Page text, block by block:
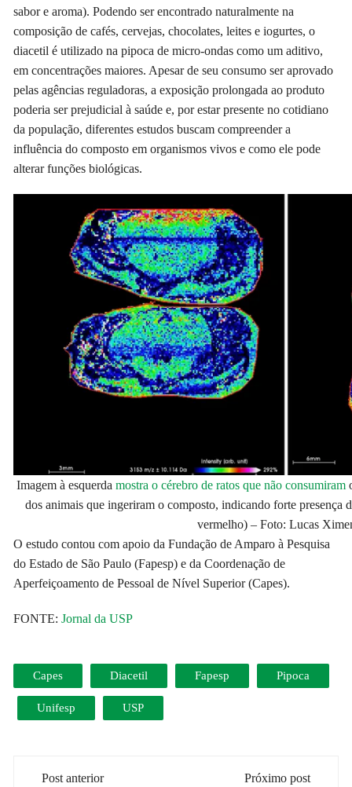
sabor e aroma). Podendo ser encontrado naturalmente na
composição de cafés, cervejas, chocolates, leites e iogurtes, o
diacetil é utilizado na pipoca de micro-ondas como um aditivo,
em concentrações maiores. Apesar de seu consumo ser aprovado
pelas agências reguladoras, a exposição prolongada ao produto
poderia ser prejudicial à saúde e, por estar presente no cotidiano
da população, diferentes estudos buscam compreender a
influência do composto em organismos vivos e como ele pode
alterar funções biológicas.
Imagem à esquerda mostra o cérebro de ratos que não consumiram
dos animais que ingeriram o composto, indicando forte presença
vermelho) – Foto: Lucas
O estudo contou com apoio da Fundação de Amparo à Pesquisa
do Estado de São Paulo (Fapesp) e da Coordenação de
Aperfeiçoamento de Pessoal de Nível Superior (Capes).
FONTE:Jornal da USP
Capes Diacetil Fapesp Pipoca
Unifesp USP
Navegação
Post anterior Próximo post